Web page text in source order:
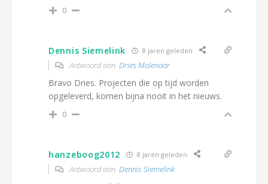
0
Dennis Siemelink 8 jaren geleden
Antwoord aan Dries Molenaar
Bravo Dries. Projecten die op tijd worden
opgeleverd, komen bijna nooit in het nieuws.
0
hanzeboog2012 8 jaren geleden
Antwoord aan Dennis Siemelink